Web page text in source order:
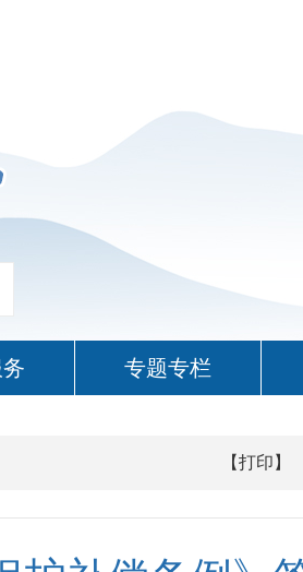
专题专栏
【打印】